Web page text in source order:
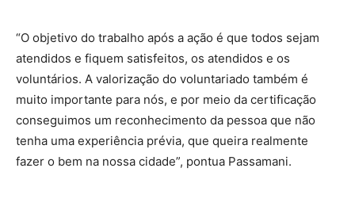
“O objetivo do trabalho após a ação é que todos sejam
atendidos e fiquem satisfeitos, os atendidos e os
voluntários. A valorização do voluntariado também é
muito importante para nós, e por meio da certificação
conseguimos um reconhecimento da pessoa que não
tenha uma experiência prévia, que queira realmente
fazer o bem na nossa cidade”, pontua Passamani.